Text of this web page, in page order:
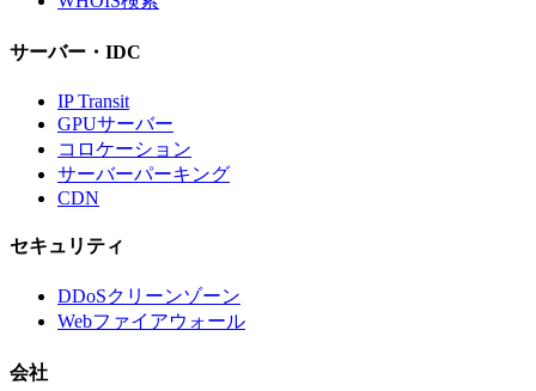
サーバー・IDC
IP Transit
GPUサーバー
コロケーション
サーバーパーキング
CDN
セキュリティ
DDoSクリーンゾーン
Webファイアウォール
会社